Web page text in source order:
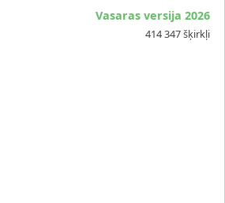
Vasaras versija 2026
414 347 šķirkļi